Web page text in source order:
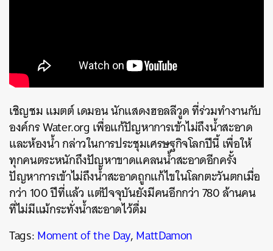
เชิญชม แมตต์ เดมอน นักแสดงฮอลลีวูด ที่ร่วมทำงานกับ
องค์กร Water.org เพื่อแก้ปัญหาการเข้าไม่ถึงน้ำสะอาด
และห้องน้ำ กล่าวในการประชุมเศรษฐกิจโลกปีนี้ เพื่อให้
ทุกคนตระหนักถึงปัญหาขาดแคลนน้ำสะอาดอีกครั้ง
ปัญหาการเข้าไม่ถึงน้ำสะอาดถูกแก้ไขในโลกตะวันตกเมื่อ
กว่า 100 ปีที่แล้ว แต่ปัจจุบันยังมีคนอีกกว่า 780 ล้านคน
ที่ไม่มีแม้กระทั่งน้ำสะอาดไว้ดื่ม
Tags:Moment of the Day,MattDamon